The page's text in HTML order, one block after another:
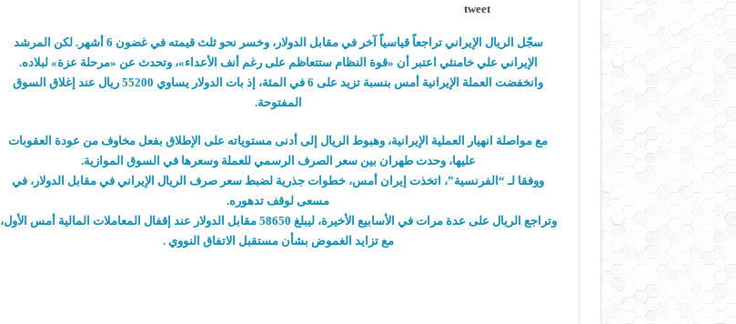
tweet
سجّل الريال الإيراني تراجعاً قياسياً آخر في مقابل الدولار، وخسر نحو ثلث قيمته في غضون 6 أشهر. لكن المرشد
الإيراني علي خامنئي اعتبر أن «قوة النظام ستتعاظم على رغم أنف الأعداء»، وتحدث عن «مرحلة عزة» لبلاده.
وانخفضت العملة الإيرانية أمس بنسبة تزيد على 6 في المئة، إذ بات الدولار يساوي 55200 ريال عند إغلاق السوق
المفتوحة.
مع مواصلة انهيار العملية الإيرانية، وهبوط الريال إلى أدنى مستوياته على الإطلاق بفعل مخاوف من عودة العقوبات
عليها، وحدت طهران بين سعر الصرف الرسمي للعملة وسعرها في السوق الموازية.
ووفقا لـ “الفرنسية”، اتخذت إيران أمس، خطوات جذرية لضبط سعر صرف الريال الإيراني في مقابل الدولار، في
مسعى لوقف تدهوره.
وتراجع الريال على عدة مرات في الأسابيع الأخيرة، ليبلغ 58650 مقابل الدولار عند إقفال المعاملات المالية أمس الأول،
مع تزايد الغموض بشأن مستقبل الاتفاق النووي .